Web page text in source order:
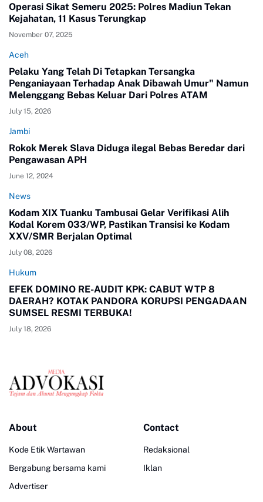
Operasi Sikat Semeru 2025: Polres Madiun Tekan
Kejahatan, 11 Kasus Terungkap
November 07, 2025
Aceh
Pelaku Yang Telah Di Tetapkan Tersangka
Penganiayaan Terhadap Anak Dibawah Umur" Namun
Melenggang Bebas Keluar Dari Polres ATAM
July 15, 2026
Jambi
Rokok Merek Slava Diduga ilegal Bebas Beredar dari
Pengawasan APH
June 12, 2024
News
Kodam XIX Tuanku Tambusai Gelar Verifikasi Alih
Kodal Korem 033/WP, Pastikan Transisi ke Kodam
XXV/SMR Berjalan Optimal
July 08, 2026
Hukum
EFEK DOMINO RE-AUDIT KPK: CABUT WTP 8
DAERAH? KOTAK PANDORA KORUPSI PENGADAAN
SUMSEL RESMI TERBUKA!
July 18, 2026
About
Kode Etik Wartawan
Bergabung bersama kami
Advertiser
Contact
Redaksional
Iklan